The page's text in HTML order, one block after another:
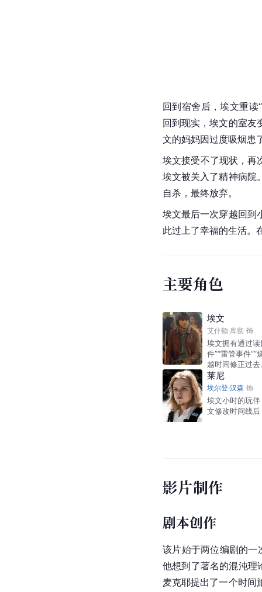
回到宿舍后，埃文重读“
回到现实，埃文的室友
文的妈妈因过度吸烟患
埃文接受不了现状，再
埃文被关入了精神病院
自杀，最终放弃。
埃文最后一次穿越回到
此过上了幸福的生活。
主要角色
埃文
艾什顿·库彻 饰
埃文拥有通过
件”“雷管事件
越时间修正过
莱尼
埃尔登·汉森 饰
埃文小时的玩
文修改时间线
影片制作
剧本创作
该片始于两位编剧的一
他想到了著名的混沌理
麦克耶提出了一个时间